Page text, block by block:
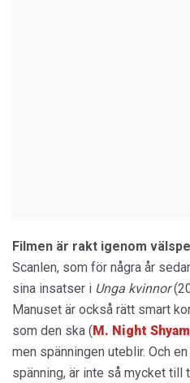
Filmen är rakt igenom
Scanlen, som för några år
sina insatser i Unga kvinnor
Manuset är också rätt smart
som den ska (M. Night
men spänningen uteblir. Och
spänning, är inte så mycket till